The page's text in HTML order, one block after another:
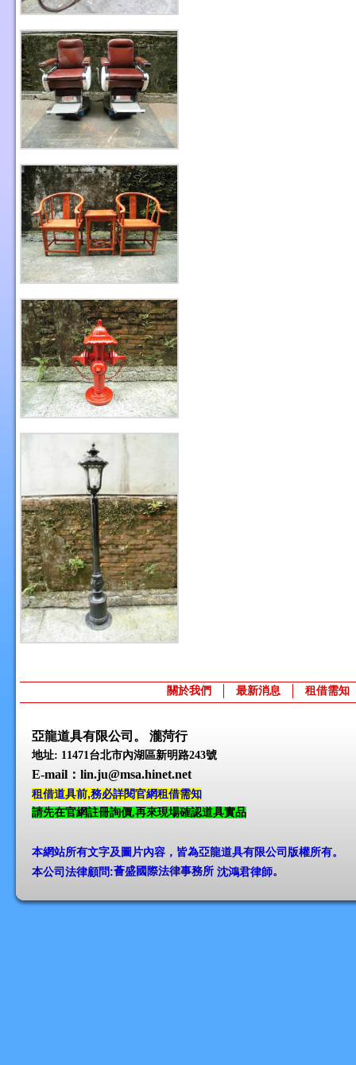
關於我們 最新消息 租借需知
亞龍道具有限公司。 瀧菏行
地址: 11471台北市內湖區新明路243號
E-mail ：lin.ju@msa.hinet.net
租借道具前,務必詳閱官網租借需知
請先在官網註冊詢價,再來現場確認道具實品
本網站所有文字及圖片內容，皆為亞龍道具有限公司版權所有。
本公司法律顧問:薈盛國際法律事務所 沈鴻君律師。